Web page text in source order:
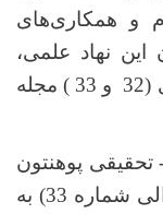
و همکاری‌های
نهاد علمی،
توانست پس از ثبت مجدد، شماره‌های (32 و 33 ) مجله
پوهنتون
بغلان، مجله های علمی (شماره اول الی شماره 33) به